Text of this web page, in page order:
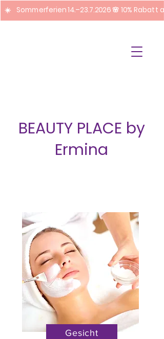
☀️ Sommerferien 14.–23.7.2026 🌸 10% Rabatt
BEAUTY PLACE by
Ermina
Gesicht